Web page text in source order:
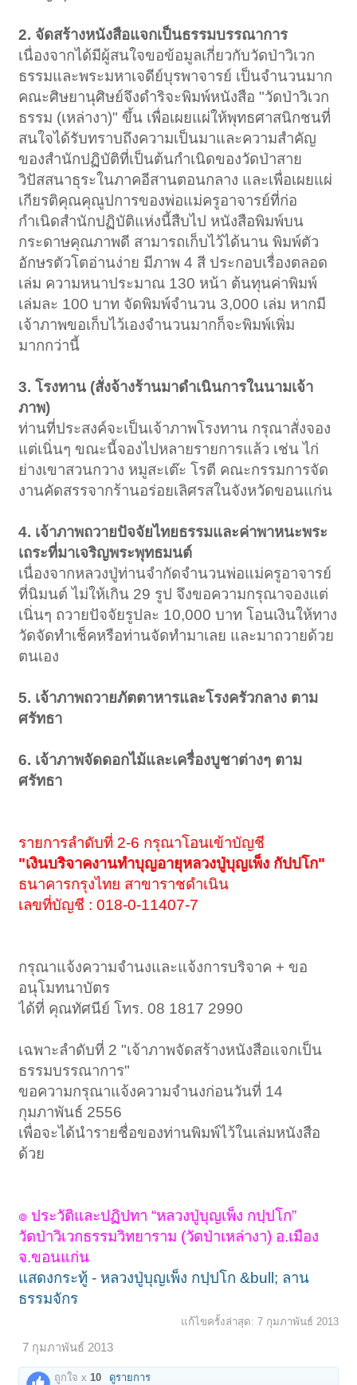
2. จัดสร้างหนังสือแจกเป็นธรรมบรรณาการ
เนื่องจากได้มีผู้สนใจขอข้อมูลเกี่ยวกับวัดป่าวิเวก
ธรรมและพระมหาเจดีย์บุรพาจารย์ เป็นจำนวนมาก
คณะศิษยานุศิษย์จึงดำริจะพิมพ์หนังสือ "วัดป่าวิเวก
ธรรม (เหล่างา)" ขึ้น เพื่อเผยแผ่ให้พุทธศาสนิกชนที่
สนใจได้รับทราบถึงความเป็นมาและความสำคัญ
ของสำนักปฏิบัติที่เป็นต้นกำเนิดของวัดป่าสาย
วิปัสสนาธุระในภาคอีสานตอนกลาง และเพื่อเผยแผ่
เกียรติคุณคุณูปการของพ่อแม่ครูอาจารย์ที่ก่อ
กำเนิดสำนักปฏิบัติแห่งนี้สืบไป หนังสือพิมพ์บน
กระดาษคุณภาพดี สามารถเก็บไว้ได้นาน พิมพ์ตัว
อักษรตัวโตอ่านง่าย มีภาพ 4 สี ประกอบเรื่องตลอด
เล่ม ความหนาประมาณ 130 หน้า ต้นทุนค่าพิมพ์
เล่มละ 100 บาท จัดพิมพ์จำนวน 3,000 เล่ม หากมี
เจ้าภาพขอเก็บไว้เองจำนวนมากก็จะพิมพ์เพิ่ม
มากกว่านี้
3. โรงทาน (สั่งจ้างร้านมาดำเนินการในนามเจ้า
ภาพ)
ท่านที่ประสงค์จะเป็นเจ้าภาพโรงทาน กรุณาสั่งจอง
แต่เนิ่นๆ ขณะนี้จองไปหลายรายการแล้ว เช่น ไก่
ย่างเขาสวนกวาง หมูสะเต๊ะ โรตี คณะกรรมการจัด
งานคัดสรรจากร้านอร่อยเลิศรสในจังหวัดขอนแก่น
4. เจ้าภาพถวายปัจจัยไทยธรรมและค่าพาหนะพระ
เถระที่มาเจริญพระพุทธมนต์
เนื่องจากหลวงปู่ท่านจำกัดจำนวนพ่อแม่ครูอาจารย์
ที่นิมนต์ ไม่ให้เกิน 29 รูป จึงขอความกรุณาจองแต่
เนิ่นๆ ถวายปัจจัยรูปละ 10,000 บาท โอนเงินให้ทาง
วัดจัดทำเช็คหรือท่านจัดทำมาเลย และมาถวายด้วย
ตนเอง
5. เจ้าภาพถวายภัตตาหารและโรงครัวกลาง ตาม
ศรัทธา
6. เจ้าภาพจัดดอกไม้และเครื่องบูชาต่างๆ ตาม
ศรัทธา
รายการลำดับที่ 2-6 กรุณาโอนเข้าบัญชี
"เงินบริจาคงานทำบุญอายุหลวงปู่บุญเพ็ง กัปปโก"
ธนาคารกรุงไทย สาขาราชดำเนิน
เลขที่บัญชี : 018-0-11407-7
กรุณาแจ้งความจำนงและแจ้งการบริจาค + ขอ
อนุโมทนาบัตร
ได้ที่ คุณทัศนีย์ โทร. 08 1817 2990
เฉพาะลำดับที่ 2 "เจ้าภาพจัดสร้างหนังสือแจกเป็น
ธรรมบรรณาการ"
ขอความกรุณาแจ้งความจำนงก่อนวันที่ 14
กุมภาพันธ์ 2556
เพื่อจะได้นำรายชื่อของท่านพิมพ์ไว้ในเล่มหนังสือ
ด้วย
๏ ประวัติและปฏิปทา “หลวงปู่บุญเพ็ง กปฺปโก”
วัดป่าวิเวกธรรมวิทยาราม (วัดป่าเหล่างา) อ.เมือง
จ.ขอนแก่น
แสดงกระทู้ - หลวงปู่บุญเพ็ง กปฺปโก &bull; ลาน
ธรรมจักร
แก้ไขครั้งล่าสุด: 7 กุมภาพันธ์ 2013
7 กุมภาพันธ์ 2013
ถูกใจ x10 ดูรายการ